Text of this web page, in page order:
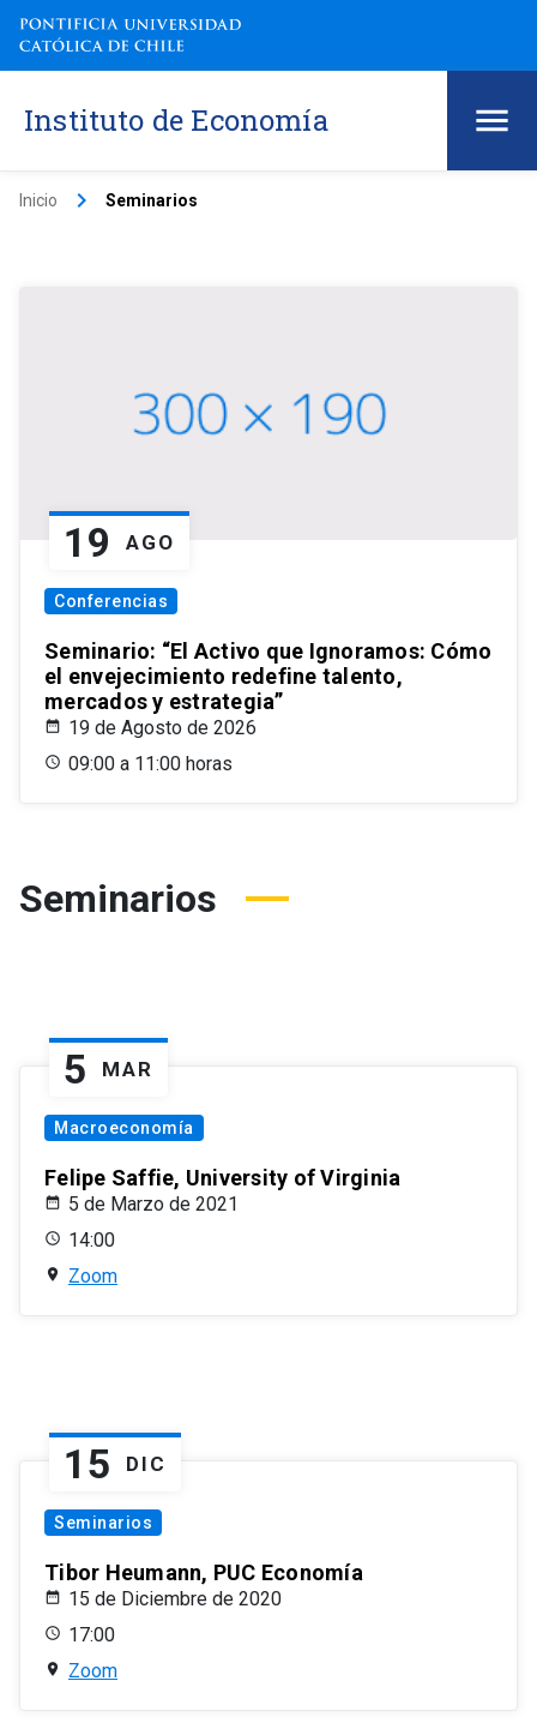
Instituto de Economía
Inicio keyboard_arrow_right Seminarios
19 AGO
Conferencias
Seminario: “El Activo que Ignoramos: Cómo
el envejecimiento redefine talento,
mercados y estrategia”
19 de Agosto de 2026
09:00 a 11:00 horas
Seminarios
5 MAR
Macroeconomía
Felipe Saffie, University of Virginia
5 de Marzo de 2021
14:00
Zoom
15 DIC
Seminarios
Tibor Heumann, PUC Economía
15 de Diciembre de 2020
17:00
Zoom